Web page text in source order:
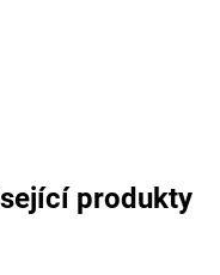
produkty